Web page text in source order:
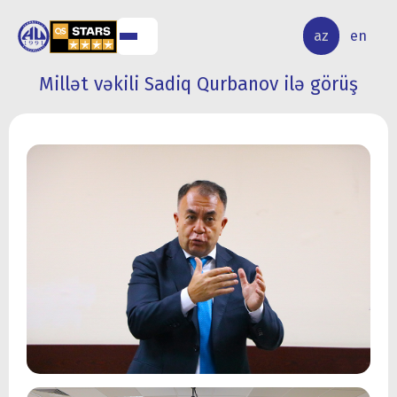
az en
ELMİ
TƏDQİQAT
Millət vəkili Sadiq Qurbanov ilə görüş